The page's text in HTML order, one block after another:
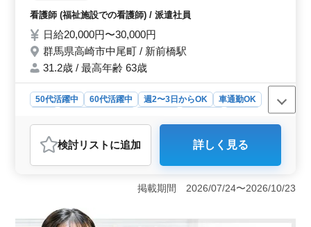
末年始、GW休暇も取得できます。
急時対応 週2、3日から無理なく出勤♪ 【60
代の方も積極的に募集中！！】 いつでもス
タッフは温かい雰囲気＊ 施設も清潔感でい
っぱいです。 あなたのご応募、お待ちして
います。
看護師 (福祉施設での看護師) / 派遣社員
日給20,000円〜30,000円
群馬県高崎市中尾町 / 新前橋駅
31.2歳 / 最高年齢 63歳
50代活躍中 60代活躍中 週2〜3日からOK
車通勤OK
おすすめポイント
＜業務内容＞ 夜間帯における入居者のバイタルチェッ
クや内服薬の準備、たん吸引や処置、緊急時の対応など
が主な業務です。週2〜3日の出勤で、無理なく働けま
す。 ＜待遇＞ 派遣社員としての勤務で、日給は
20,000円〜30,000円となっています。車通勤可で無料駐
車場もあります。残業は少なく、週4日〜5日の休日も設
検討リスト に追加 詳しく見る
掲載期間 2026/07/24〜2026/10/23